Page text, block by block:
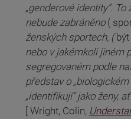
„genderové identity“.
nebude zabráněno(
ženských sportech, (být
nebo v jakémkoli jiném
segregovaném podle
představ o „biologickém
„identifikují“ jako ženy,
Wright, Colin,
(odkaz je externí)